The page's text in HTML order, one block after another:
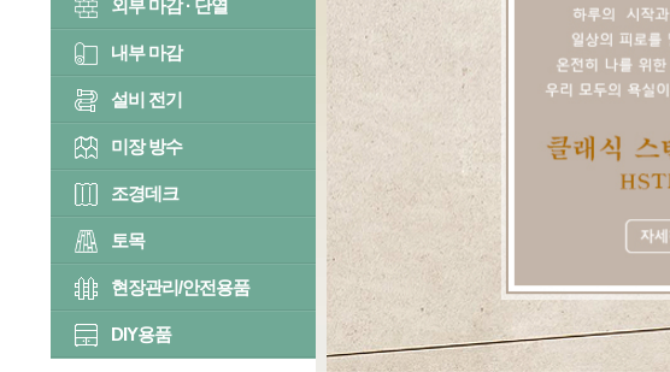
외부 마감 · 단열
내부 마감
설비 전기
미장 방수
조경데크
토목
현장관리/안전용품
DIY용품